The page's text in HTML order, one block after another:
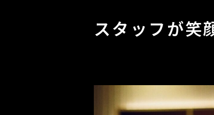
スタッフが笑